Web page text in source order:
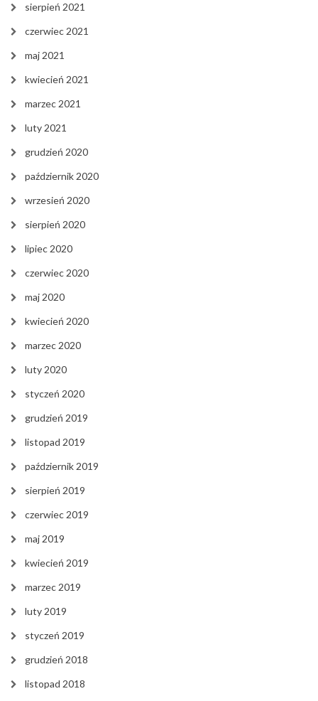
sierpień 2021
czerwiec 2021
maj 2021
kwiecień 2021
marzec 2021
luty 2021
grudzień 2020
październik 2020
wrzesień 2020
sierpień 2020
lipiec 2020
czerwiec 2020
maj 2020
kwiecień 2020
marzec 2020
luty 2020
styczeń 2020
grudzień 2019
listopad 2019
październik 2019
sierpień 2019
czerwiec 2019
maj 2019
kwiecień 2019
marzec 2019
luty 2019
styczeń 2019
grudzień 2018
listopad 2018